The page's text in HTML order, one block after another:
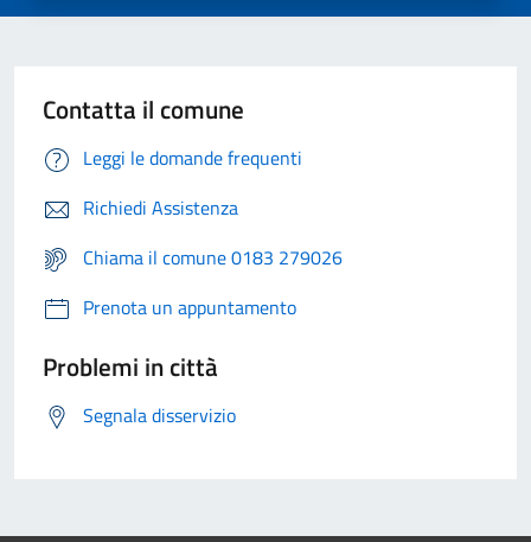
Contatta il comune
Leggi le domande frequenti
Richiedi Assistenza
Chiama il comune 0183 279026
Prenota un appuntamento
Problemi in città
Segnala disservizio